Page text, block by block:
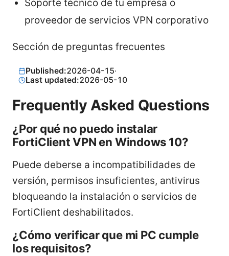
Soporte técnico de tu empresa o
proveedor de servicios VPN corporativo
Sección de preguntas frecuentes
Published:2026-04-15·
Last updated:2026-05-10
Frequently Asked Questions
¿Por qué no puedo instalar
FortiClient VPN en Windows 10?
Puede deberse a incompatibilidades de
versión, permisos insuficientes, antivirus
bloqueando la instalación o servicios de
FortiClient deshabilitados.
¿Cómo verificar que mi PC cumple
los requisitos?